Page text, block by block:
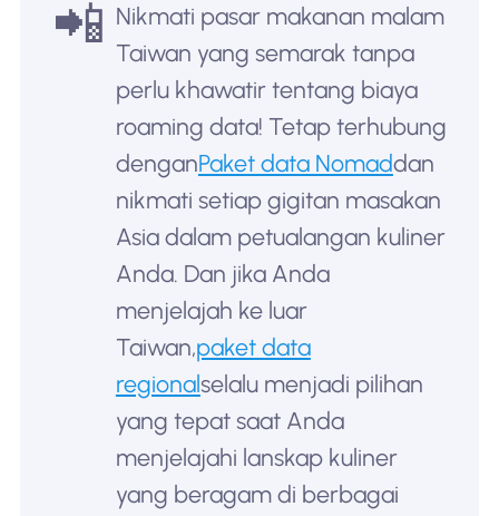
📲 Nikmati pasar makanan malam
Taiwan yang semarak tanpa
perlu khawatir tentang biaya
roaming data! Tetap terhubung
denganPaket data Nomaddan
nikmati setiap gigitan masakan
Asia dalam petualangan kuliner
Anda. Dan jika Anda
menjelajah ke luar
Taiwan,paket data
regional selalu menjadi pilihan
yang tepat saat Anda
menjelajahi lanskap kuliner
yang beragam di berbagai